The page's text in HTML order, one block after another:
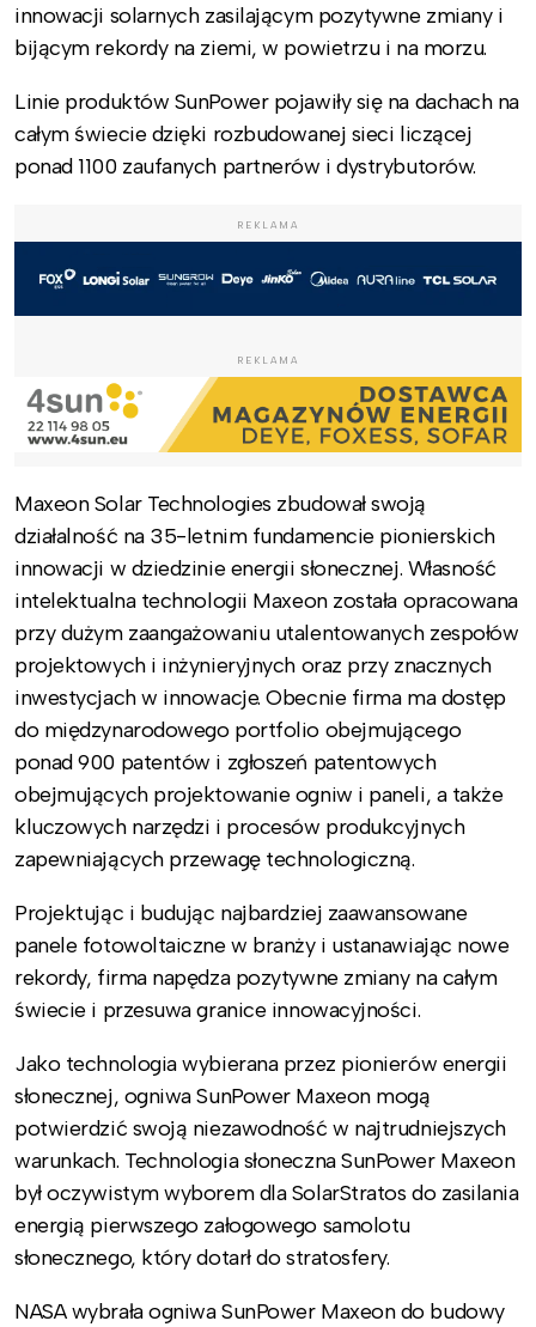
innowacji solarnych zasilającym pozytywne zmiany i
bijącym rekordy na ziemi, w powietrzu i na morzu.
Linie produktów SunPower pojawiły się na dachach na
całym świecie dzięki rozbudowanej sieci liczącej
ponad 1100 zaufanych partnerów i dystrybutorów.
REKLAMA
REKLAMA
Maxeon Solar Technologies zbudował swoją
działalność na 35-letnim fundamencie pionierskich
innowacji w dziedzinie energii słonecznej. Własność
intelektualna technologii Maxeon została opracowana
przy dużym zaangażowaniu utalentowanych zespołów
projektowych i inżynieryjnych oraz przy znacznych
inwestycjach w innowacje. Obecnie firma ma dostęp
do międzynarodowego portfolio obejmującego
ponad 900 patentów i zgłoszeń patentowych
obejmujących projektowanie ogniw i paneli, a także
kluczowych narzędzi i procesów produkcyjnych
zapewniających przewagę technologiczną.
Projektując i budując najbardziej zaawansowane
panele fotowoltaiczne w branży i ustanawiając nowe
rekordy, firma napędza pozytywne zmiany na całym
świecie i przesuwa granice innowacyjności.
Jako technologia wybierana przez pionierów energii
słonecznej, ogniwa SunPower Maxeon mogą
potwierdzić swoją niezawodność w najtrudniejszych
warunkach. Technologia słoneczna SunPower Maxeon
był oczywistym wyborem dla SolarStratos do zasilania
energią pierwszego załogowego samolotu
słonecznego, który dotarł do stratosfery.
NASA wybrała ogniwa SunPower Maxeon do budowy